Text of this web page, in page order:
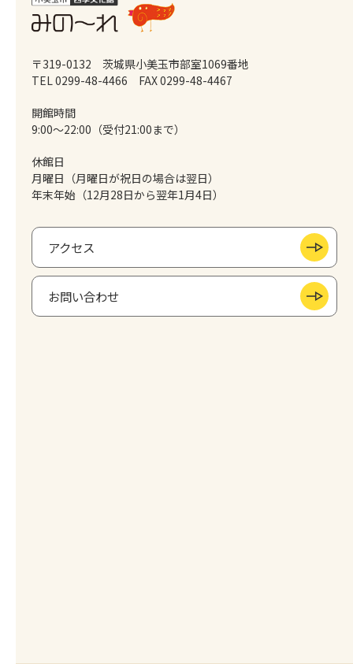
〒319-0132 茨城県小美玉市部室1069番地
TEL 0299-48-4466
FAX 0299-48-4467
開館時間
9:00～22:00（受付21:00まで）
休館日
月曜日（月曜日が祝日の場合は翌日）
年末年始（12月28日から翌年1月4日）
アクセス
お問い合わせ